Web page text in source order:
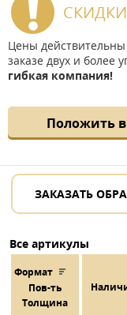
СКИДКИ
Цены
заказе двух и более
гибкая компания!
Положить в
ЗАКАЗАТЬ
Все артикулы
Формат
Пов-ть
Толщина